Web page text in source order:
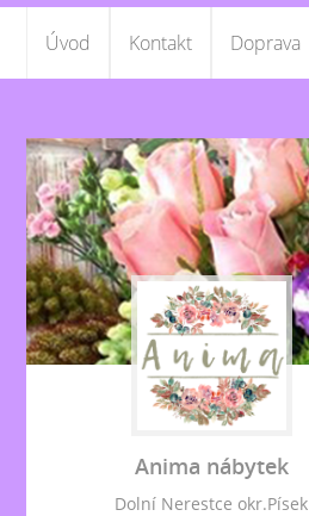
Úvod Kontakt Doprava
Anima nábytek
Dolní Nerestce okr.Písek